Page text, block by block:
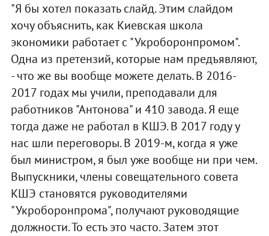
"Я бы хотел показать слайд. Этим слайдом
хочу объяснить, как Киевская школа
экономики работает с "Укроборонпромом".
Одна из претензий, которые нам предъявляют,
- что же вы вообще можете делать. В 2016-
2017 годах мы учили, преподавали для
работников "Антонова" и 410 завода. Я еще
тогда даже не работал в КШЭ. В 2017 году у
нас шли переговоры. В 2019-м, когда я уже
был министром, я был уже вообще ни при чем.
Выпускники, члены совещательного совета
КШЭ становятся руководителями
"Укроборонпрома", получают руководящие
должности. То есть это часто. Затем этот